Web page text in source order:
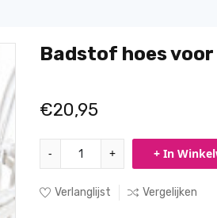
Badstof hoes
€20,95
- + + In
Verlanglijst Vergelijken